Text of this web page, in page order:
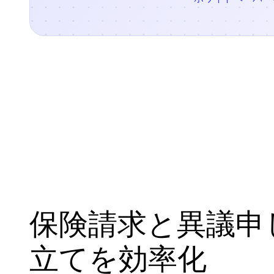
保険請求と異議申
立てを効率化